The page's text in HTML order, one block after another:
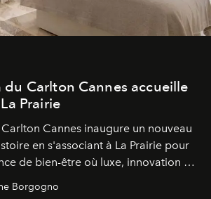
du Carlton Cannes accueille
Prairie
Cannes inaugure un nouveau
en s'associant à La Prairie pour
de bien-être où luxe, innovation et
Borgogno